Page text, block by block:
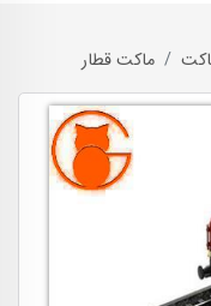
ماکت قطار